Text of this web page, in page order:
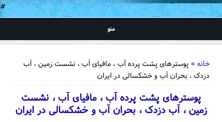
#
منو
خانه » پوسترهای پشت پرده آب ، مافیای آب ، نشست زمین ، آب
دزدک ، بحران آب و خشکسالی در ایران
پوسترهای پشت پرده آب ، مافیای آب ، نشست
زمین ، آب دزدک ، بحران آب و خشکسالی در ایران